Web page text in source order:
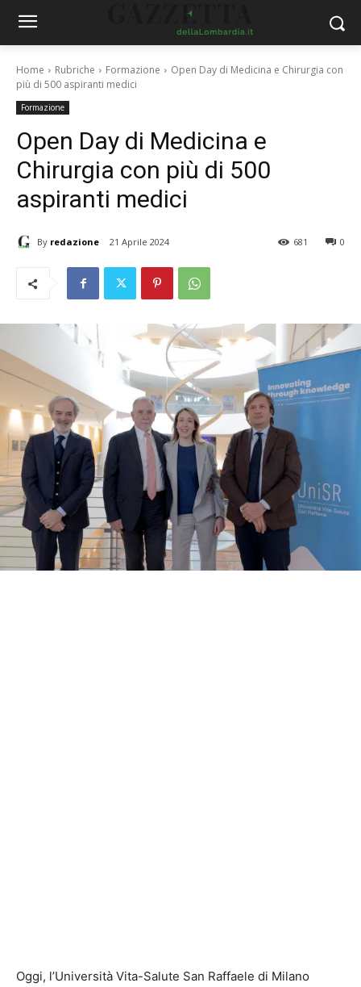
Home Rubriche Formazione
Open Day di Medicina e Chirurgia con
più di 500 aspiranti medici
Formazione
Open Day di Medicina e
Chirurgia con più di 500
aspiranti medici
By redazione 21 Aprile 2024 0
681
Oggi, l’Università Vita-Salute San Raffaele di Milano